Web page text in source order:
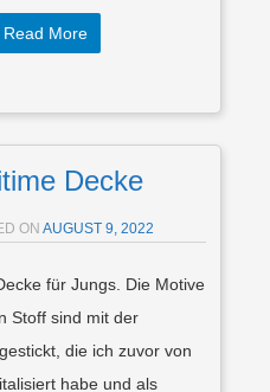
Read More
Decke
ON AUGUST 9, 2022
für Jungs. Die Motive
Stoff sind mit der
die ich zuvor von
habe und als